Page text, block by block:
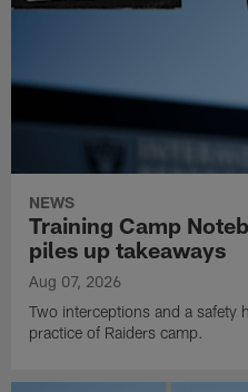
NEWS
Training Camp
piles up takeaways
Aug 07, 2026
Two interceptions and a safety
practice of Raiders camp.